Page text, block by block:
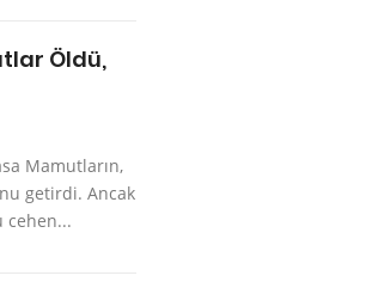
Öldü,
Mamutların,
getirdi. Ancak
cehen...